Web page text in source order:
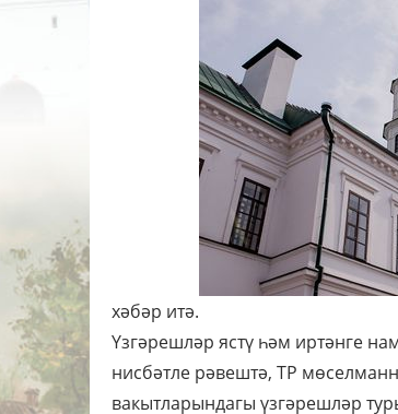
хәбәр итә.
Үзгәрешләр ястү һәм иртәнге
нисбәтле рәвештә, ТР
вакытларындагы үзгәрешләр